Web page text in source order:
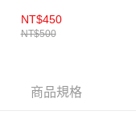
NT$450
NT$500
商品規格